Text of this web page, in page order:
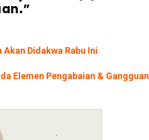
Didakwa Rabu Ini
Elemen Pengabaian & Gangguan